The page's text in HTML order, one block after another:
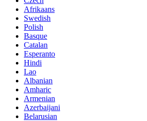
Afrikaans
Swedish
Polish
Basque
Catalan
Esperanto
Hindi
Lao
Albanian
Amharic
Armenian
Azerbaijani
Belarusian